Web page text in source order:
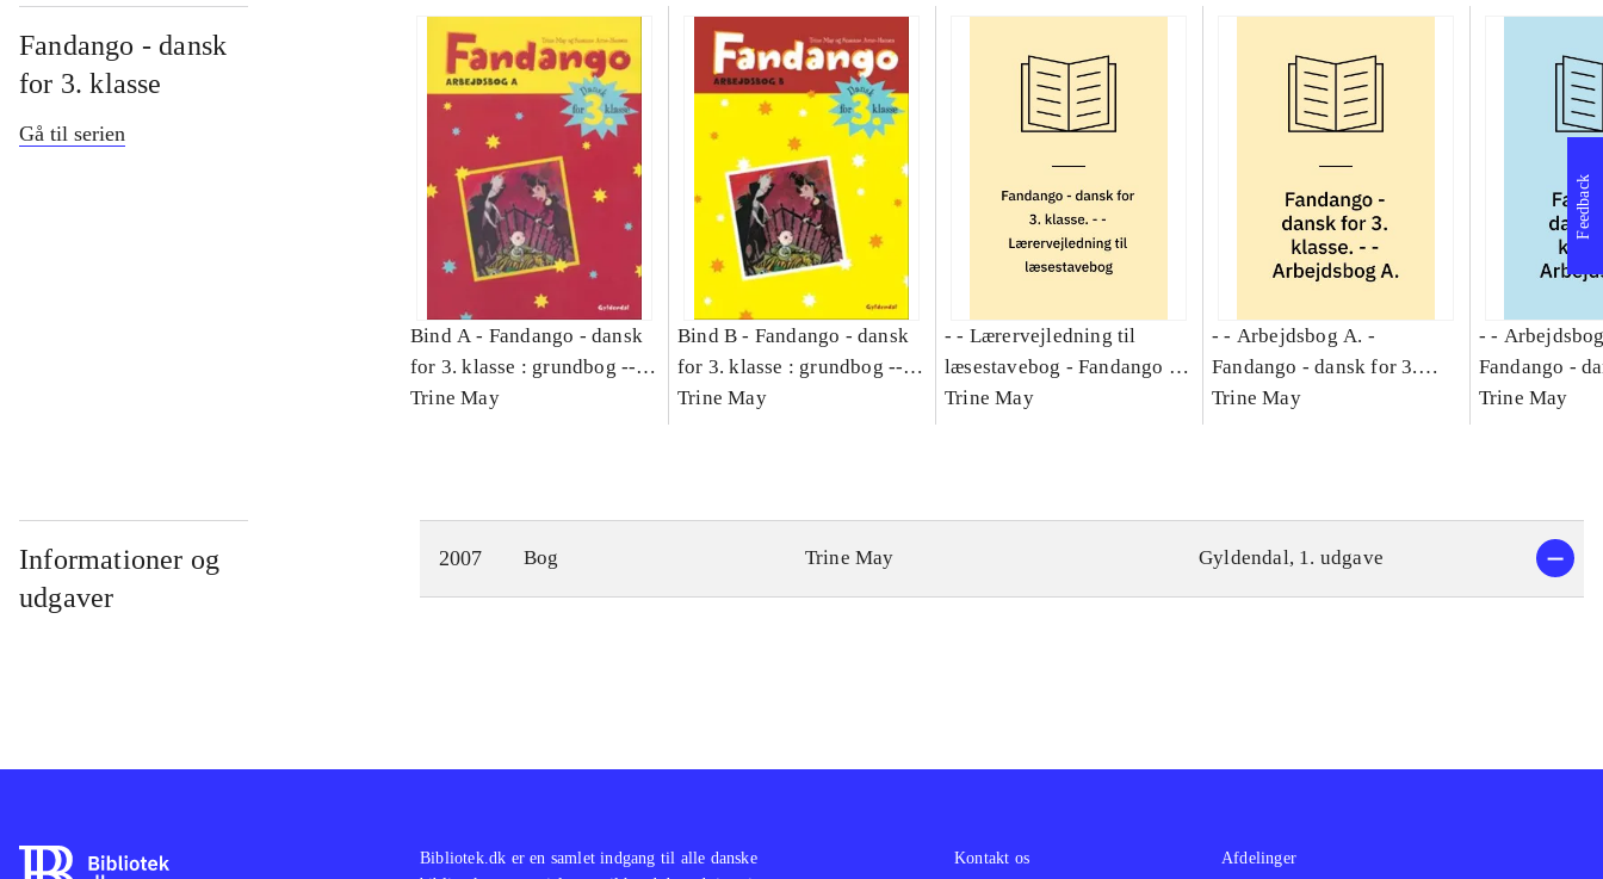
Fandango - dansk
for 3. klasse
Gå til serien
Bind A - Fandango - dansk
for 3. klasse : grundbog --
Arbejdsbog. Bind A
Trine May
Bind B - Fandango - dansk
for 3. klasse : grundbog --
Arbejdsbog. Bind B
Trine May
- - Lærervejledning til
læsestavebog - Fandango -
dansk for 3. klasse :
Trine May
- - Arbejdsbog A. -
Fandango - dansk for 3.
klasse : grundbog. - -
Trine May
- -
Fandango -
klasse :
Trine May
Informationer og
udgaver
2007 Bog Trine May Gyldendal, 1. udgave
Feedback
Bibliotek.dk er en samlet indgang til alle danske
Kontakt os Afdelinger